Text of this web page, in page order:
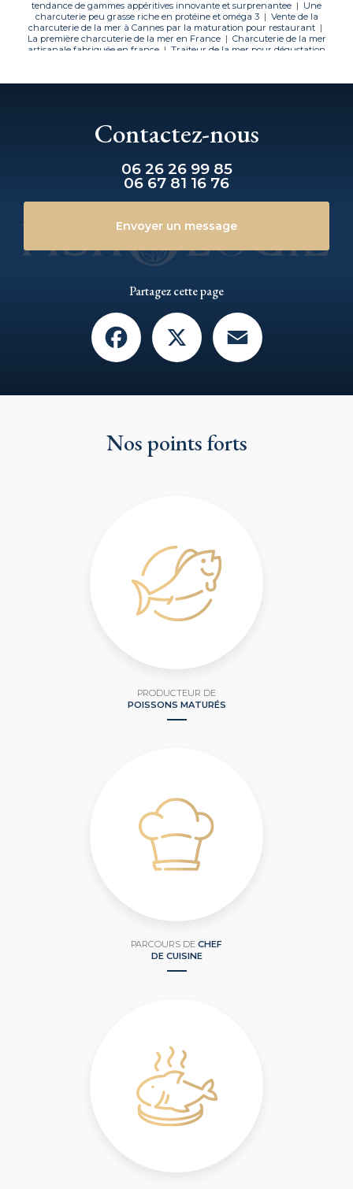
tendance de gammes appéritives innovante et surprenantee | Une
charcuterie peu grasse riche en protéine et oméga 3 | Vente de la
charcuterie de la mer à Cannes par la maturation pour restaurant |
La première charcuterie de la mer en France | Charcuterie de la mer
artisanale fabriquée en france | Traiteur de la mer pour dégustation
Contactez-nous
06 26 26 99 85
06 67 81 16 76
Envoyer un message
Partagez cette page
Facebook
Nos points forts
PRODUCTEUR DE
POISSONS MATURÉS
PARCOURS DE CHEF
DE CUISINE